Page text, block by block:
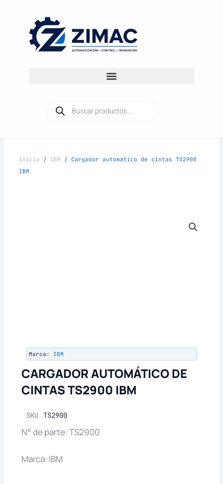
contenido
productos
Inicio / IBM / Cargador automático de cintas TS2900
IBM
Marca: IBM
CARGADOR AUTOMÁTICO DE
CINTAS TS2900 IBM
SKU TS2900
N° de parte: TS2900
Marca: IBM